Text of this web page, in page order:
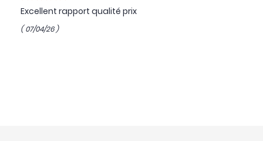
Excellent rapport qualité prix
( 07/04/26 )